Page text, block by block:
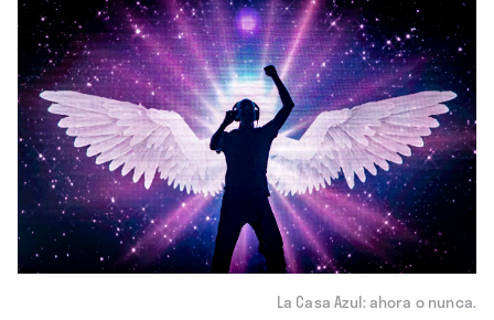
La Casa Azul: ahora o nunca.